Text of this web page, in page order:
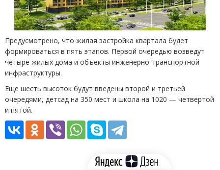
Предусмотрено, что жилая застройка квартала будет
формироваться в пять этапов. Первой очередью возведут
четыре жилых дома и объекты инженерно-транспортной
инфраструктуры.
Еще шесть высоток будут введены второй и третьей
очередями, детсад на 350 мест и школа на 1020 — четвертой
и пятой.